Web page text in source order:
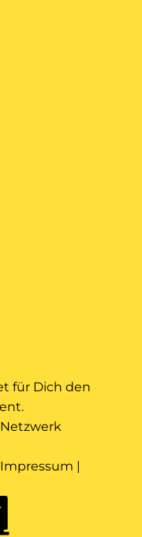
für Dich den
Impressum |